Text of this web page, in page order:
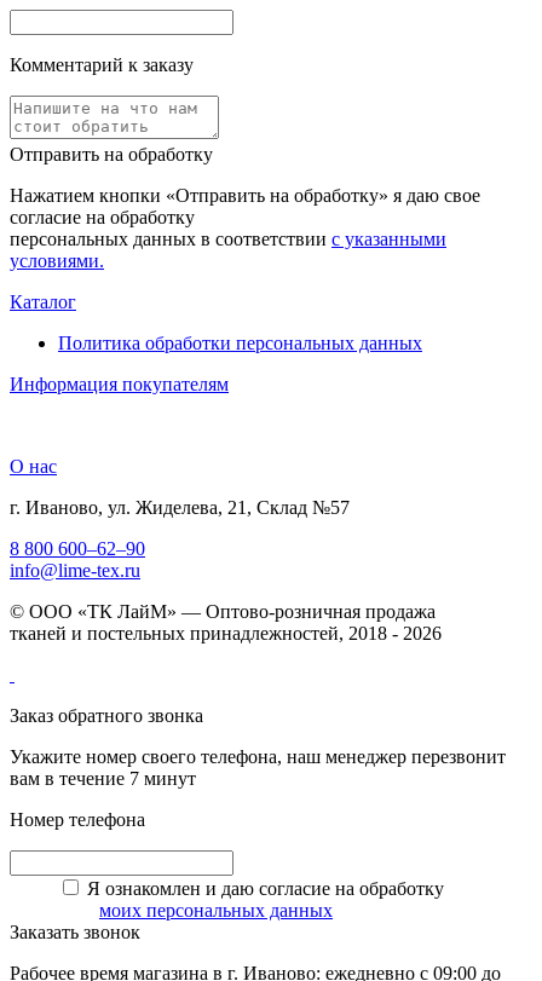
Комментарий к заказу
Отправить на обработку
Нажатием кнопки «Отправить на обработку» я даю свое
согласие на обработку
персональных данных в соответствии с указанными
условиями.
Каталог
Политика обработки персональных данных
Информация покупателям
О нас
г. Иваново, ул. Жиделева, 21, Склад №57
8 800 600–62–90
info@lime-tex.ru
© ООО «ТК ЛайМ» — Оптово-розничная продажа
тканей и постельных принадлежностей, 2018 - 2026
Заказ обратного звонка
Укажите номер своего телефона, наш менеджер перезвонит
вам в течение 7 минут
Номер телефона
Я ознакомлен и даю согласие на обработку
моих персональных данных
Заказать звонок
Рабочее время магазина в г. Иваново: ежедневно с 09:00 до